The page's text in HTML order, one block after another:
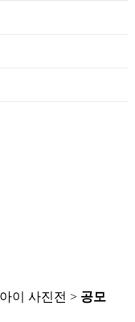
이 사진전 > 공모